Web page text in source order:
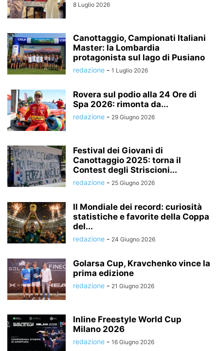
8 Luglio 2026
Canottaggio, Campionati Italiani
Master: la Lombardia
protagonista sul lago di Pusiano
redazione - 1 Luglio 2026
Rovera sul podio alla 24 Ore di
Spa 2026: rimonta da...
redazione - 29 Giugno 2026
Festival dei Giovani di
Canottaggio 2025: torna il
Contest degli Striscioni...
redazione - 25 Giugno 2026
Il Mondiale dei record: curiosità
statistiche e favorite della Coppa
del...
redazione - 24 Giugno 2026
Golarsa Cup, Kravchenko vince la
prima edizione
redazione - 21 Giugno 2026
Inline Freestyle World Cup
Milano 2026
redazione - 16 Giugno 2026